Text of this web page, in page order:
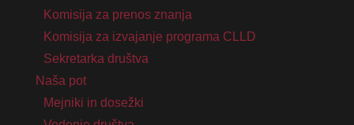
Komisija za prenos znanja
Komisija za izvajanje programa CLLD
Sekretarka društva
Naša pot
Mejniki in dosežki